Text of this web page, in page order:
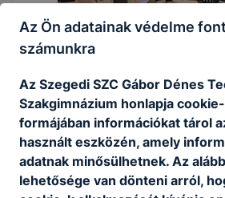
Az Ön adatainak védelme
számunkra
Az Szegedi SZC Gábor Dénes
Szakgimnázium honlapja
formájában információkat tárol
használt eszközén, amely
adatnak minősülhetnek. Az
lehetősége van dönteni arról,